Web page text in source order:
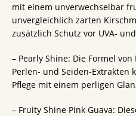
mit einem unverwechselbar
unvergleichlich zarten
zusätzlich Schutz vor UVA-
– Pearly Shine: Die Formel
Perlen- und Seiden-
Pflege mit einem perligen
– Fruity Shine Pink Guava: